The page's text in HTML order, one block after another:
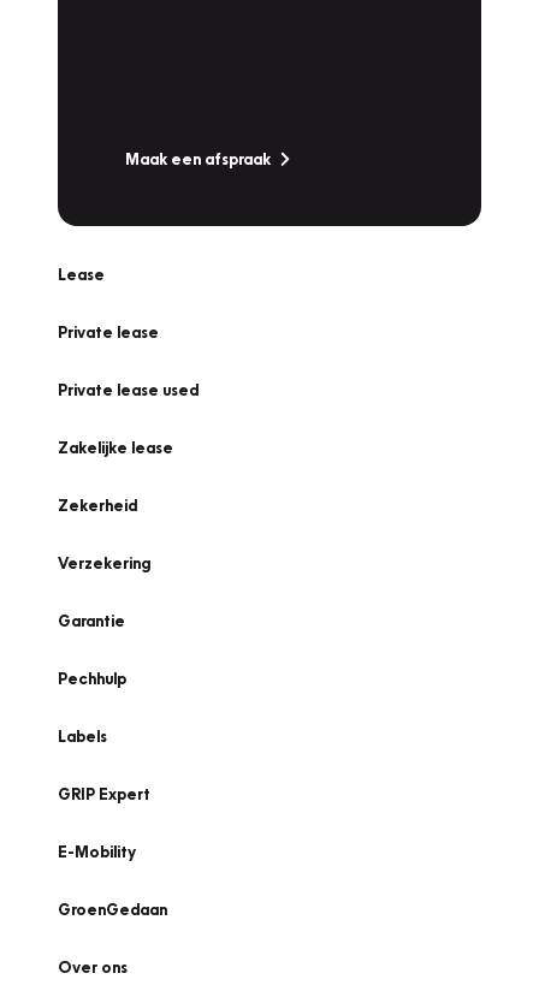
Maak een afspraak
Lease
Private lease
Private lease used
Zakelijke lease
Zekerheid
Verzekering
Garantie
Pechhulp
Labels
GRIP Expert
E-Mobility
GroenGedaan
Over ons